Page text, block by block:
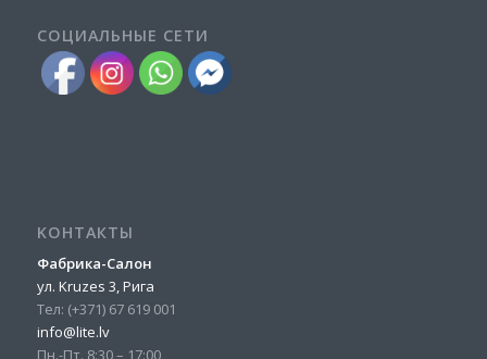
СОЦИАЛЬНЫЕ СЕТИ
KОНТАКТЫ
Фабрика-Салон
ул. Kruzes 3, Рига
Тел: (+371) 67 619 001
info@lite.lv
Пн.-Пт. 8:30 – 17:00